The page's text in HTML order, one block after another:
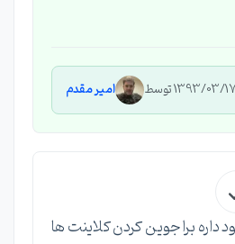
امیر مقدم
داره برا جوین کردن کلاینت ها